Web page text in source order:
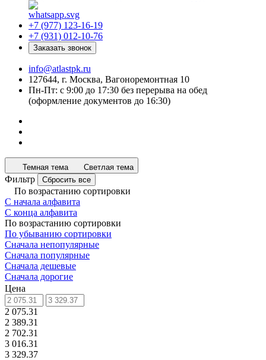
+7 (977) 123-16-19
+7 (931) 012-10-76
Заказать звонок
info@atlastpk.ru
127644, г. Москва, Вагоноремонтная 10
Пн-Пт: с 9:00 до 17:30 без перерыва на обед
(оформление документов до 16:30)
Темная тема Светлая тема
Фильтр Сбросить все
По возрастанию сортировки
С начала алфавита
С конца алфавита
По возрастанию сортировки
По убыванию сортировки
Сначала непопулярные
Сначала популярные
Сначала дешевые
Сначала дорогие
Цена
2 075.31
2 389.31
2 702.31
3 016.31
3 329.37